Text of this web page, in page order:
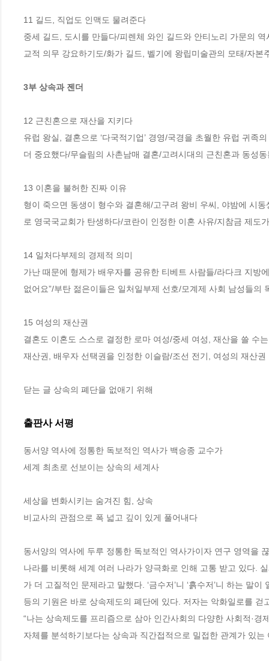
11 길드, 직업도 인맥도 물려준다
중세 길드, 도시를 만들다/피렌체 와인 길드와 안티노리 가문의
교적 의무 강요하기도/화가 길드, 벨기에 왕립미술관의 모태/자본
3부 상속과 젠더
12 근친혼으로 재산을 지키다
유럽 왕실, 결혼으로 ‘다국적기업’ 경영/국경을 초월한 유럽 귀
더 중요했다/무슬림의 사촌남매 결혼/고려시대의 근친혼과 동성
13 이혼을 불허한 진짜 이유
형이 죽으면 동생이 형수와 결혼해/고구려 왕비 우씨, 야밤에 시
로 영국국교회가 탄생하다/코란이 인정한 이혼 사유/지참금 제도
14 일처다부제의 경제적 의미
가난 때문에 형제가 배우자를 공유한 티베트 사람들/라다크 지방
없어요”/부탄 젊은이들은 일처일부제 선호/모계제 사회 남성들의
15 여성의 재산권
결혼도 이혼도 스스로 결정한 로마 여성/중세 여성, 재산을 쓸 수
재산권, 배우자 선택권을 인정한 이슬람/조선 전기, 여성의 재산
닫는 글 상속의 폐단을 없애기 위해
출판사 서평
동서양 역사에 정통한 독보적인 역사가 백승종 교수가
세계 최초로 선보이는 상속의 세계사
세상을 변화시키는 숨겨진 힘, 상속
비교사의 관점으로 폭 넓고 깊이 있게 풀어내다
동서양의 역사에 두루 정통한 독보적인 역사가이자 연구 영역을
나라를 비롯해 세계 여러 나라가 양극화로 인해 고통 받고 있다.
가 더 고질적인 문제라고 말했다. ‘금수저’니 ‘흙수저’니 하는 말
등의 기원은 바로 상속제도의 폐단에 있다. 저자는 악화일로를
“나는 상속제도를 프리즘으로 삼아 인간사회의 다양한 사회적·
자체를 분석하기보다는 상속과 직간접적으로 밀접한 관계가 있